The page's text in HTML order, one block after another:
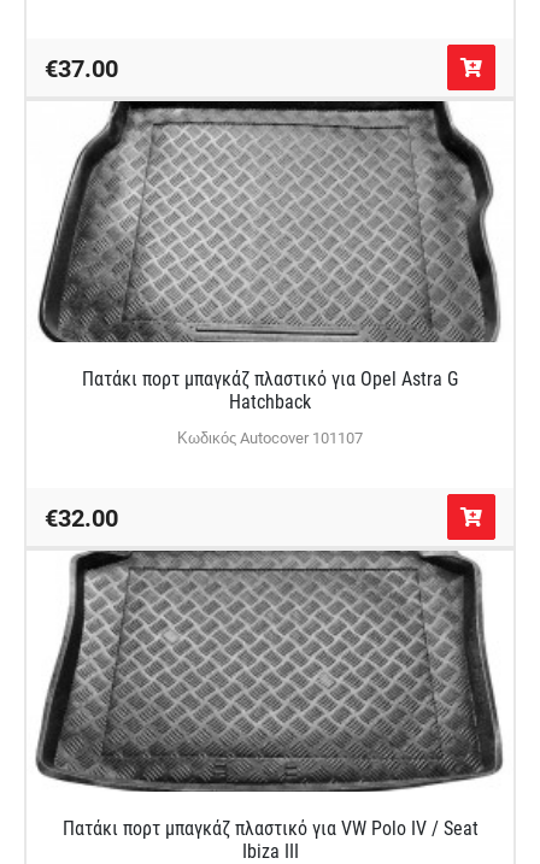
€37.00
Πατάκι πορτ μπαγκάζ πλαστικό για Opel Astra G
Hatchback
Κωδικός Autocover 101107
€32.00
Πατάκι πορτ μπαγκάζ πλαστικό για VW Polo IV / Seat
Ibiza III